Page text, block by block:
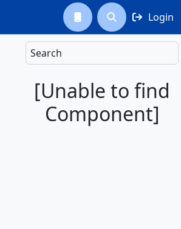
  Login
Search
[Unable to find
Component]